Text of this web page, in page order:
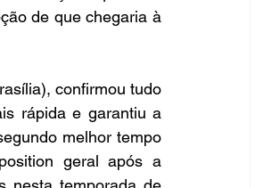
de que chegaria à
confirmou tudo
rápida e garantiu a
melhor tempo
geral após a